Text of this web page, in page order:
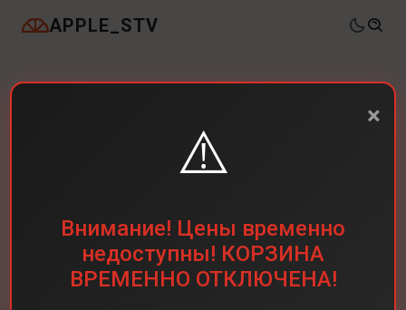
APPLE_STV
×
⚠️
Внимание! Цены временно
недоступны! КОРЗИНА
ВРЕМЕННО ОТКЛЮЧЕНА!